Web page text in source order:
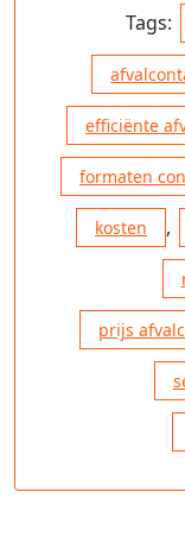
Tags:
efficiënte
formaten
kosten ,
prijs